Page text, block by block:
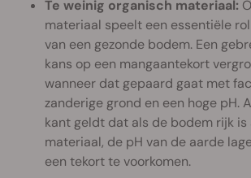
Te weinig organisch materiaal:
materiaal speelt een essentiële
van een gezonde bodem. Een
kans op een mangaantekort
wanneer dat gepaard gaat met
zanderige grond en een hoge pH.
kant geldt dat als de bodem rijk is
materiaal, de pH van de aarde
een tekort te voorkomen.